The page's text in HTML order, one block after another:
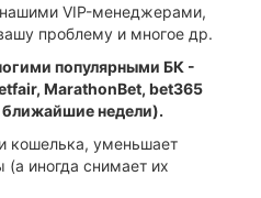
VIP-менеджерами,
проблему и многое др.
популярными БК -
MarathonBet, bet365
недели).
кошелька, уменьшает
иногда снимает их